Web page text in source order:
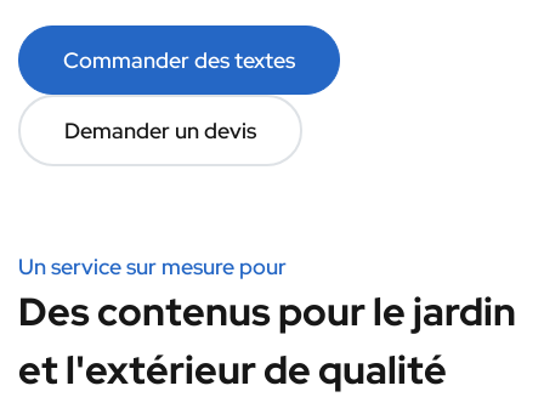
Commander des textes
Demander un devis
Un service sur mesure pour
Des contenus pour le jardin
et l'extérieur de qualité